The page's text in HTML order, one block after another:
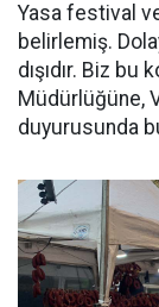
Yasa festival
belirlemiş.
dışıdır. Biz bu
Müdürlüğüne,
duyurusunda